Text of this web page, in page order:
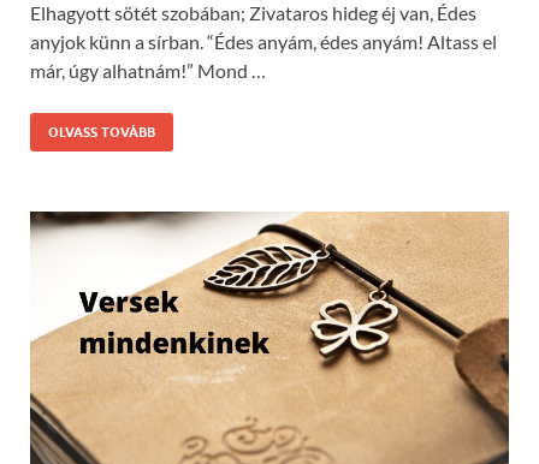
Elhagyott sötét szobában; Zivataros hideg éj van, Édes
anyjok künn a sírban. “Édes anyám, édes anyám! Altass el
már, úgy alhatnám!” Mond …
OLVASS TOVÁBB